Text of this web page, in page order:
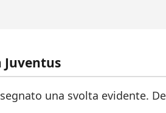
Juventus
una svolta evidente.